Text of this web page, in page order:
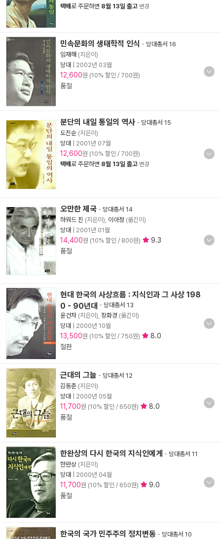
택배로 주문하면 8월 13일 출고 변경
민속문화의 생태학적 인식 - 당대총서 16
임재해 (지은이)
당대
2002년 03월
12,600원 (10% 할인 / 700원)
품절
분단의 내일 통일의 역사 - 당대총서 15
도진순 (지은이)
당대
2001년 07월
12,600원 (10% 할인 / 700원)
택배로 주문하면 8월 13일 출고 변경
오만한 제국 - 당대총서 14
하워드 진 (지은이), 이아정 (옮긴이)
당대
2001년 01월
14,400원 (10% 할인 / 800원)
9.3
품절
현대 한국의 사상흐름 : 지식인과 그 사상 198
0 - 90년대 - 당대총서 13
윤건차 (지은이), 장화경 (옮긴이)
당대
2000년 10월
13,500원 (10% 할인 / 750원)
8.0
절판
근대의 그늘 - 당대총서 12
김동춘 (지은이)
당대
2000년 05월
11,700원 (10% 할인 / 650원)
8.0
품절
한완상의 다시 한국의 지식인에게 - 당대총서 11
한완상 (지은이)
당대
2000년 04월
11,700원 (10% 할인 / 650원)
9.0
품절
한국의 국가 민주주의 정치변동 - 당대총서 10